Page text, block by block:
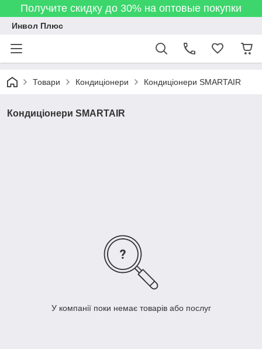
Получите скидку до 30% на оптовые покупки
Инвол Плюс
Товари Кондиціонери Кондиціонери SMARTAIR
Кондиціонери SMARTAIR
У компанії поки немає товарів або послуг